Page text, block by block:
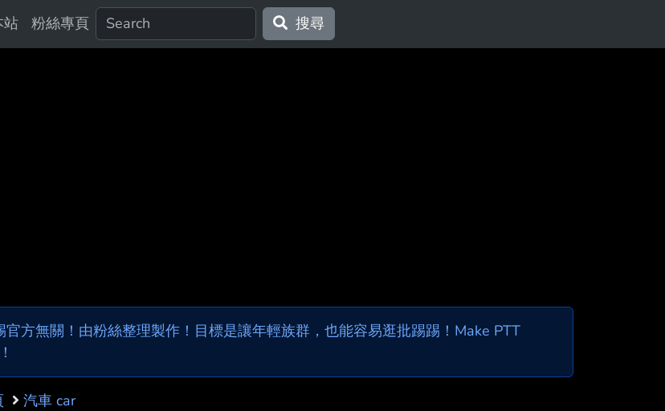
站 粉絲專頁 搜尋
官方無關！由粉絲整理製作！目標是讓年輕族群，也能容易逛批踢踢！Make PTT
汽車 car